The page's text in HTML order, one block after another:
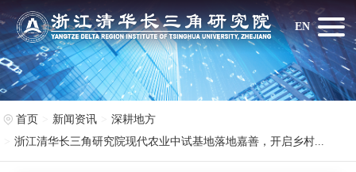
EN
首页 新闻资讯
深耕地方
浙江清华长三角研究院现代农业中试基地落地嘉善，开启乡村...